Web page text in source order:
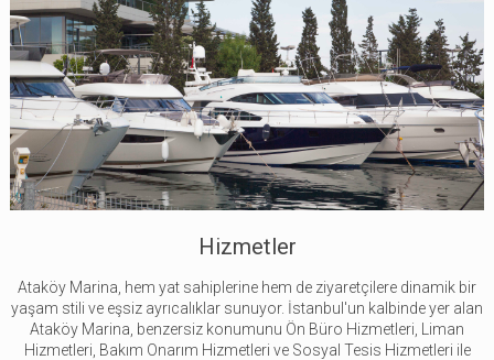
Hizmetler
Ataköy Marina, hem yat sahiplerine hem de ziyaretçilere dinamik bir
yaşam stili ve eşsiz ayrıcalıklar sunuyor. İstanbul'un kalbinde yer alan
Ataköy Marina, benzersiz konumunu Ön Büro Hizmetleri, Liman
Hizmetleri, Bakım Onarım Hizmetleri ve Sosyal Tesis Hizmetleri ile